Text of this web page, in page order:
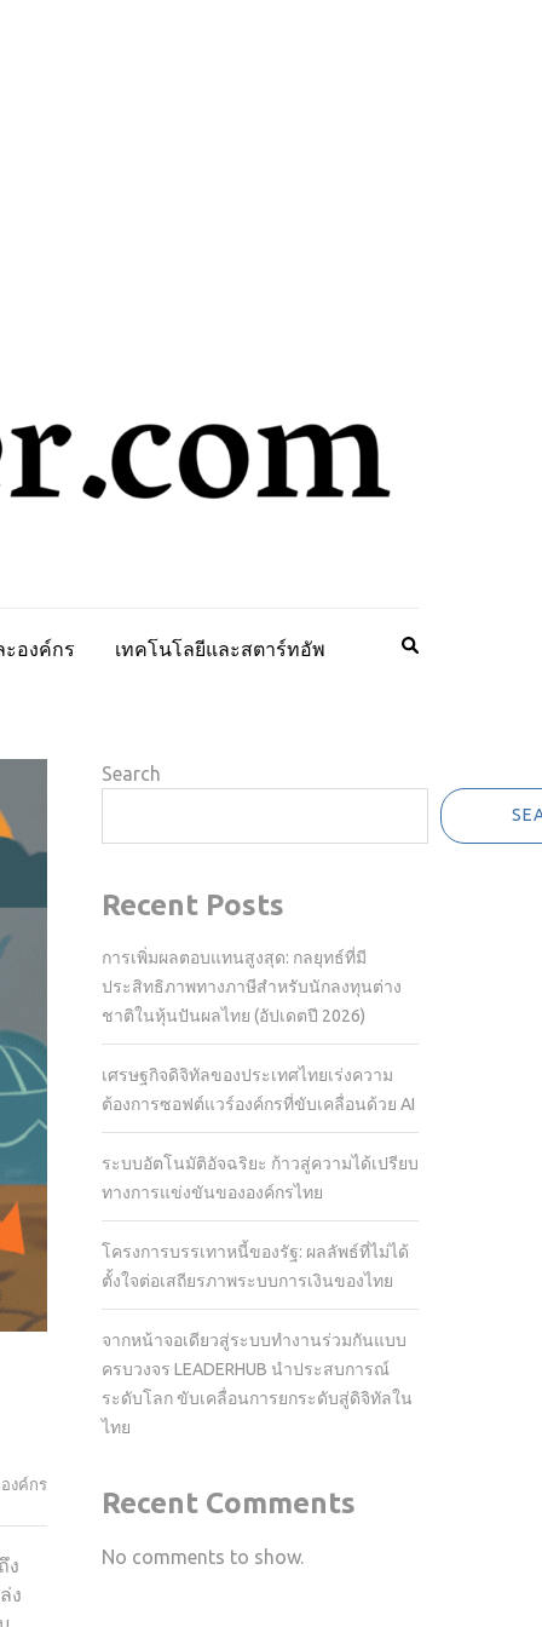
องค์กร เทคโนโลยีและสตาร์ทอัพ
งค์กร
ง
ง
Search
Recent Posts
การเพิ่มผลตอบแทนสูงสุด: กลยุทธ์ที่มี
ประสิทธิภาพทางภาษีสำหรับนักลงทุนต่าง
ชาติในหุ้นปันผลไทย (อัปเดตปี 2026)
เศรษฐกิจดิจิทัลของประเทศไทยเร่งความ
ต้องการซอฟต์แวร์องค์กรที่ขับเคลื่อนด้วย AI
ระบบอัตโนมัติอัจฉริยะ ก้าวสู่ความได้เปรียบ
ทางการแข่งขันขององค์กรไทย
โครงการบรรเทาหนี้ของรัฐ: ผลลัพธ์ที่ไม่ได้
ตั้งใจต่อเสถียรภาพระบบการเงินของไทย
จากหน้าจอเดียวสู่ระบบทำงานร่วมกันแบบ
ครบวงจร LEADERHUB นำประสบการณ์
ระดับโลก ขับเคลื่อนการยกระดับสู่ดิจิทัลใน
ไทย
Recent Comments
No comments to show.